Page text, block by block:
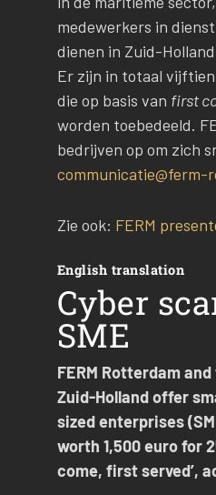
medewerkers in
dienen in Zuid-
Er zijn in totaal
die op basis van first
worden toebedeeld.
bedrijven op om zich
communicatie@ferm-
Zie ook: FERM
English translation
Cyber
SME
FERM Rotterdam
Zuid-Holland offer
sized enterprises
worth 1,500 euro for
come, first served’,